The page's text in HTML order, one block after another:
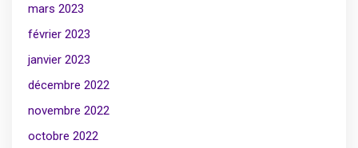
mars 2023
février 2023
janvier 2023
décembre 2022
novembre 2022
octobre 2022